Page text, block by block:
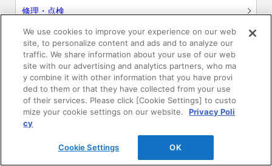
修理・点検
お問い合わせ
ログイン
建築・設計関係者様向けサイト
ユーザー登録サービス
WEB見積システム
We use cookies to improve your experience on our web
site, to personalize content and ads and to analyze our
traffic. We share information about your use of our web
site with our advertising and analytics partners, who ma
y combine it with other information that you have provi
ded to them or that they have collected from your use
of their services. Please click [Cookie Settings] to custo
mize your cookie settings on our website.
Privacy Poli
cy
Cookie Settings OK